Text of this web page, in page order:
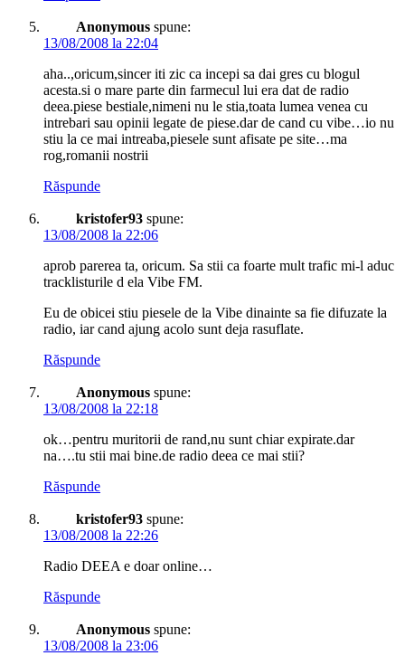
Anonymous spune:
13/08/2008 la 22:04
aha..,oricum,sincer iti zic ca incepi sa dai gres cu blogul
acesta.si o mare parte din farmecul lui era dat de radio
deea.piese bestiale,nimeni nu le stia,toata lumea venea cu
intrebari sau opinii legate de piese.dar de cand cu vibe…io nu
stiu la ce mai intreaba,piesele sunt afisate pe site…ma
rog,romanii nostrii
Răspunde
kristofer93 spune:
13/08/2008 la 22:06
aprob parerea ta, oricum. Sa stii ca foarte mult trafic mi-l aduc
tracklisturile d ela Vibe FM.
Eu de obicei stiu piesele de la Vibe dinainte sa fie difuzate la
radio, iar cand ajung acolo sunt deja rasuflate.
Răspunde
Anonymous spune:
13/08/2008 la 22:18
ok…pentru muritorii de rand,nu sunt chiar expirate.dar
na….tu stii mai bine.de radio deea ce mai stii?
Răspunde
kristofer93 spune:
13/08/2008 la 22:26
Radio DEEA e doar online…
Răspunde
Anonymous spune:
13/08/2008 la 23:06